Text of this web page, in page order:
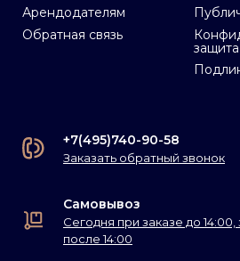
Арендодателям
Обратная связь
+7(495)740-90-58
Заказать обратный звонок
Самовывоз
Сегодня при заказе до 14:00,
после 14:00